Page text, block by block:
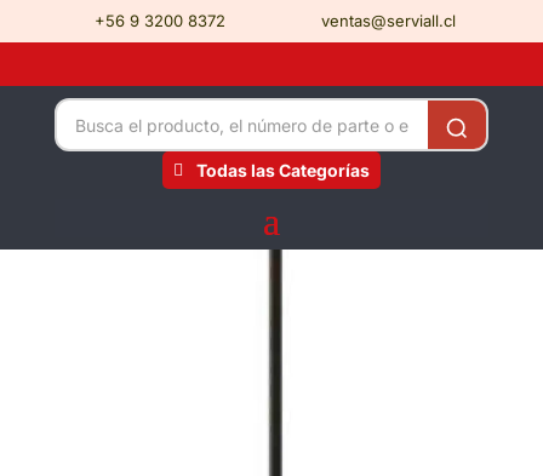
+56 9 3200 8372 ventas@serviall.cl
Todas las Categorías